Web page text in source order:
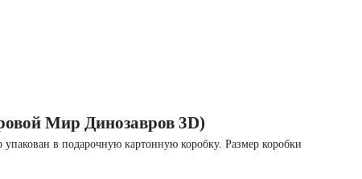
Мир Динозавров 3D)
в подарочную картонную коробку. Размер коробки